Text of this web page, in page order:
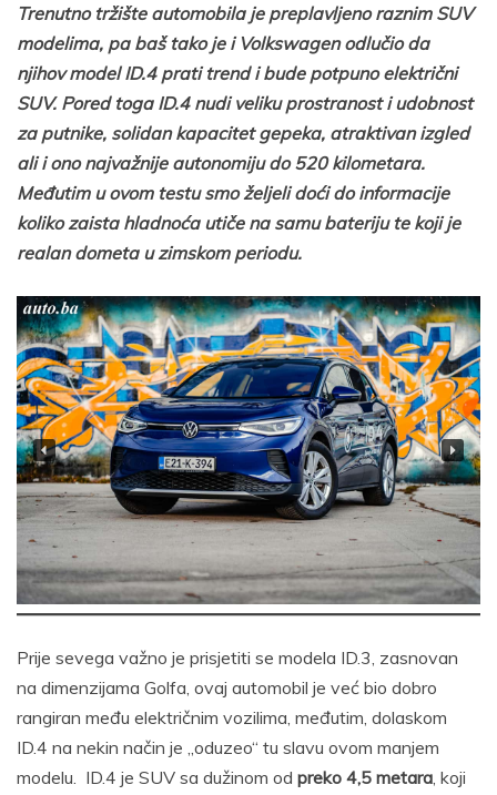
Trenutno tržište automobila je preplavljeno raznim SUV
modelima, pa baš tako je i Volkswagen odlučio da
njihov model ID.4 prati trend i bude potpuno električni
SUV. Pored toga ID.4 nudi veliku prostranost i udobnost
za putnike, solidan kapacitet gepeka, atraktivan izgled
ali i ono najvažnije autonomiju do 520 kilometara.
Međutim u ovom testu smo željeli doći do informacije
koliko zaista hladnoća utiče na samu bateriju te koji je
realan dometa u zimskom periodu.
Prije sevega važno je prisjetiti se modela ID.3, zasnovan
na dimenzijama Golfa, ovaj automobil je već bio dobro
rangiran među električnim vozilima, međutim, dolaskom
ID.4 na nekin način je „oduzeo“ tu slavu ovom manjem
modelu. ID.4 je SUV sa dužinom od preko 4,5 metara, koji